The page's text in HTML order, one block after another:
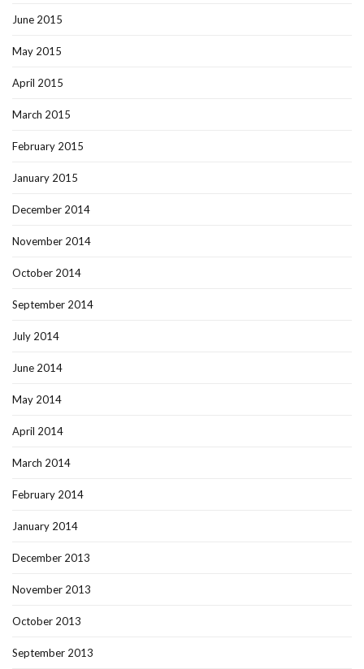
June 2015
May 2015
April 2015
March 2015
February 2015
January 2015
December 2014
November 2014
October 2014
September 2014
July 2014
June 2014
May 2014
April 2014
March 2014
February 2014
January 2014
December 2013
November 2013
October 2013
September 2013